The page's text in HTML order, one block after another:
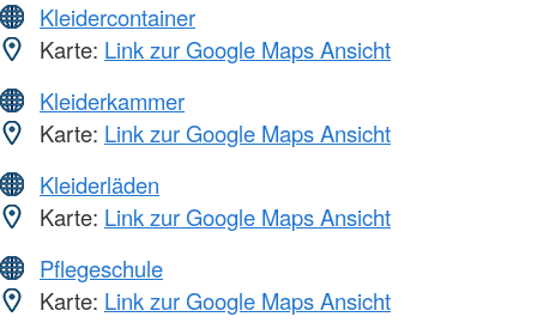
Kleidercontainer
Karte: Link zur Google Maps Ansicht
Kleiderkammer
Karte: Link zur Google Maps Ansicht
Kleiderläden
Karte: Link zur Google Maps Ansicht
Pflegeschule
Karte: Link zur Google Maps Ansicht